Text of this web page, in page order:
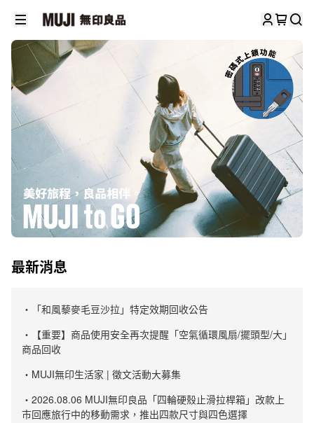
最新消息
・「和風藜麥毛豆沙拉」特定效期回收公告
・【重要】商品使用安全再次提醒「空氣循環風扇/擺頭型/大」
商品回收
・MUJI無印生活家 | 徵文活動大募集
・2026.08.06 MUJI無印良品「四輪硬殼止滑拉桿箱」改款上
市回應旅行中的移動需求，推出四款尺寸與四色選擇